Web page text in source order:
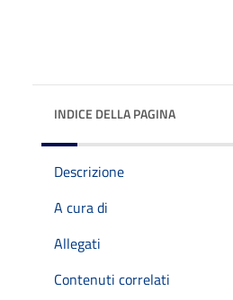
INDICE DELLA PAGINA
Descrizione
A cura di
Allegati
Contenuti correlati